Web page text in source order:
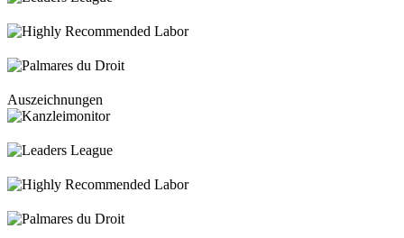
Auszeichnungen